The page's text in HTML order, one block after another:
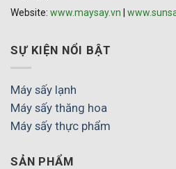
Website: www.maysay.vn
SỰ KIỆN NỔI BẬT
Máy sấy lạnh
Máy sấy thăng hoa
Máy sấy thực phẩm
SẢN PHẨM